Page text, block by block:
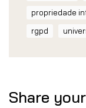
propriedade
rgpd
Share